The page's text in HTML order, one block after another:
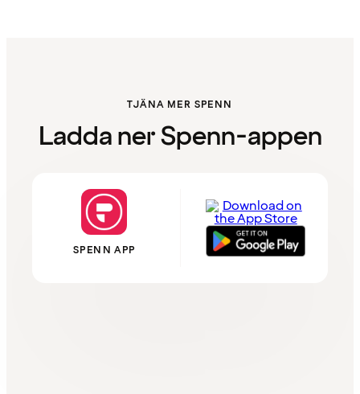
TJÄNA MER SPENN
Ladda ner Spenn-appen
SPENN APP